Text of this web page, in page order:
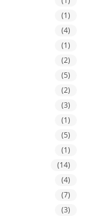
(1)
(4)
(1)
(2)
(5)
(2)
(3)
(1)
(5)
(1)
(14)
(4)
(7)
(3)